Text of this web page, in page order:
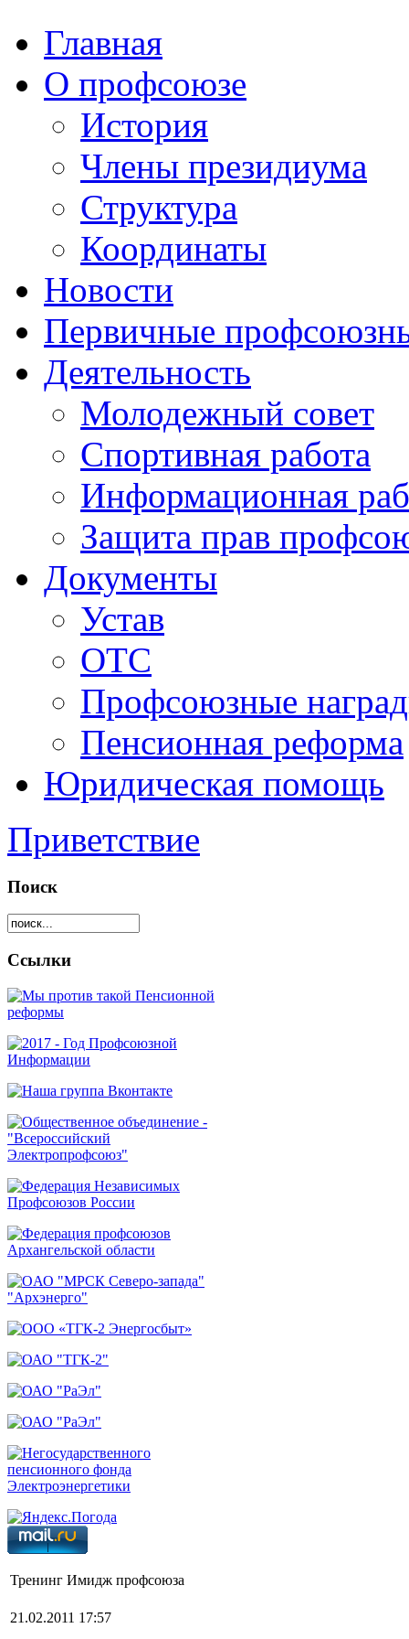
Главная
О профсоюзе
История
Члены президиума
Структура
Координаты
Новости
Первичные
Деятельность
Молодежный совет
Спортивная работа
Информационная
Защита прав
Документы
Устав
ОТС
Профсоюзные
Пенсионная реформа
Юридическая помощь
Приветствие
Поиск
Ссылки
Тренинг Имидж профсоюза
21.02.2011 17:57